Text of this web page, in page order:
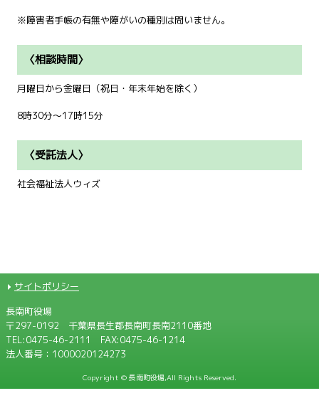
※障害者手帳の有無や障がいの種別は問いません。
〈相談時間〉
月曜日から金曜日（祝日・年末年始を除く）
8時30分～17時15分
〈受託法人〉
社会福祉法人ウィズ
サイトポリシー
長南町役場
〒297-0192 千葉県長生郡長南町長南2110番地
TEL:0475-46-2111
FAX:0475-46-1214
法人番号：1000020124273
Copyright © 長南町役場,All Rights Reserved.